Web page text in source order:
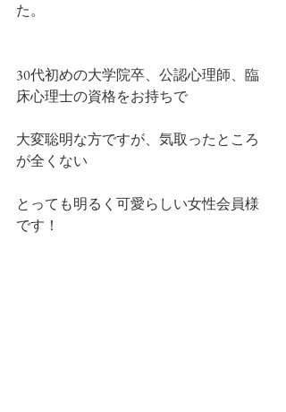
た。
30代初めの大学院卒、公認心理師、臨
床心理士の資格をお持ちで
大変聡明な方ですが、気取ったところ
が全くない
とっても明るく可愛らしい女性会員様
です！